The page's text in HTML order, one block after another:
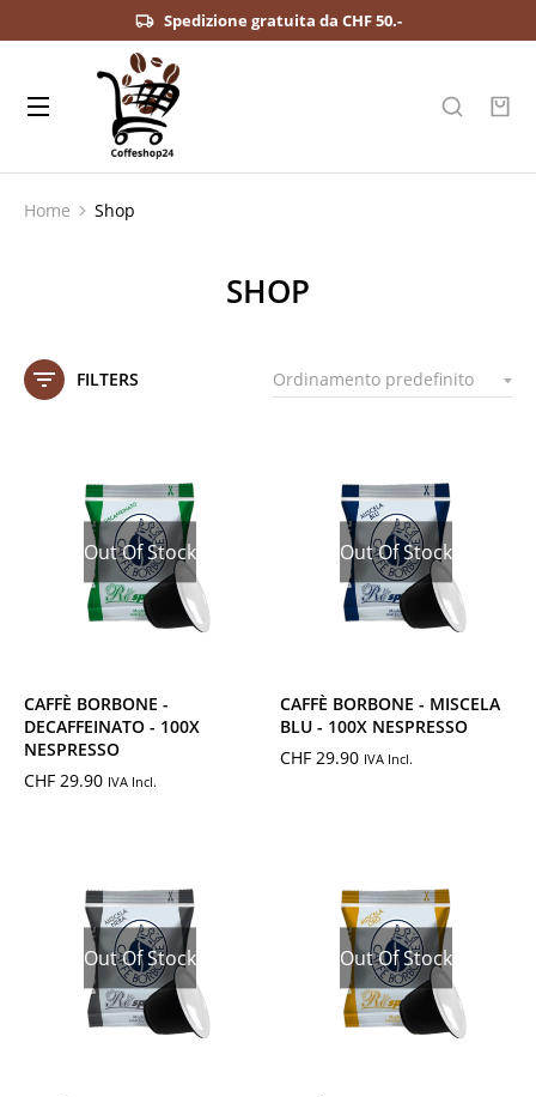
Spedizione gratuita da CHF 50.-
Tu sei qui:
Home Shop
SHOP
FILTERS
Out Of Stock
CAFFÈ BORBONE -
DECAFFEINATO - 100X
NESPRESSO
CHF 29.90 IVA Incl.
Out Of Stock
CAFFÈ BORBONE - MISCELA
BLU - 100X NESPRESSO
CHF 29.90 IVA Incl.
Out Of Stock Out Of Stock